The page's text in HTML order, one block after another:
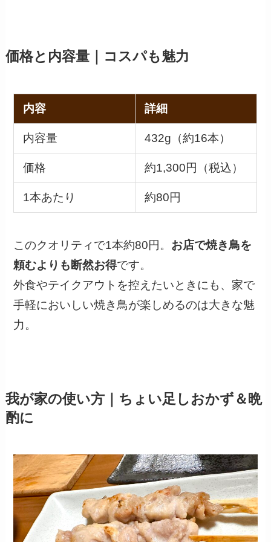
価格と内容量｜コスパも魅力
内容 詳細
内容量 432g（約16本）
価格 約1,300円（税込）
1本あたり 約80円
このクオリティで1本約80円。 お店で焼き鳥を
頼むよりも断然お得です。
外食やテイクアウトを控えたいときにも、家で
手軽においしい焼き鳥が楽しめるのは大きな魅
力。
我が家の使い方｜ちょい足しおかず＆晩
酌に